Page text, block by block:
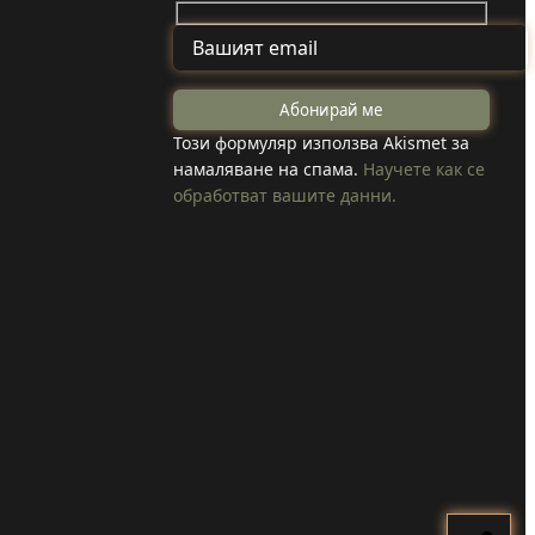
от Туден
създадоха
козметика с
Този формуляр използва Akismet за
намаляване на спама. Научете как се
обработват вашите данни.